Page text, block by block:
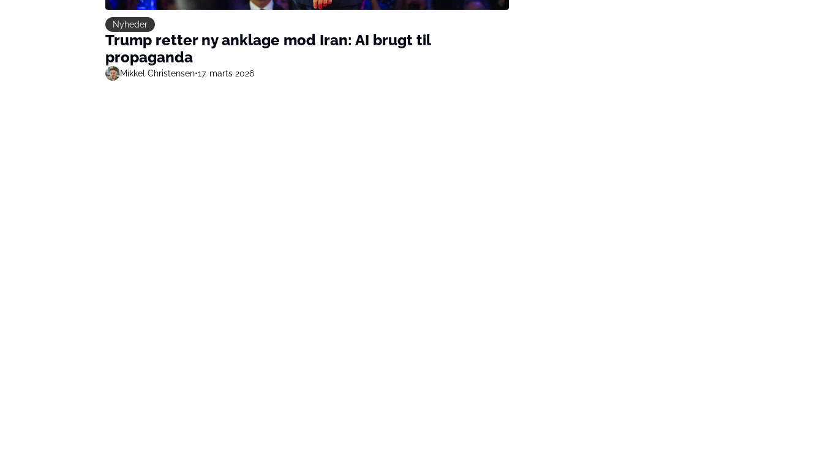
Nyheder
Trump retter ny anklage mod Iran: AI brugt til
propaganda
Mikkel Christensen•17. marts 2026